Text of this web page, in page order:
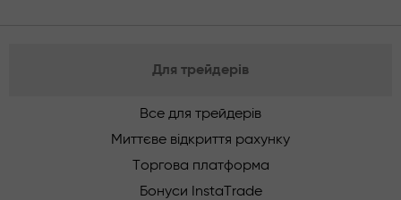
Для трейдерів
Все для трейдерів
Миттєве відкриття рахунку
Торгова платформа
Бонуси InstaTrade